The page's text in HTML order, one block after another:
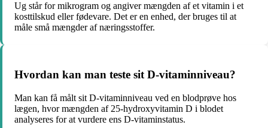
Ug står for mikrogram og angiver mængden af et vitamin i et
kosttilskud eller fødevare. Det er en enhed, der bruges til at
måle små mængder af næringsstoffer.
Hvordan kan man teste sit D-vitaminniveau?
Man kan få målt sit D-vitaminniveau ved en blodprøve hos
lægen, hvor mængden af 25-hydroxyvitamin D i blodet
analyseres for at vurdere ens D-vitaminstatus.